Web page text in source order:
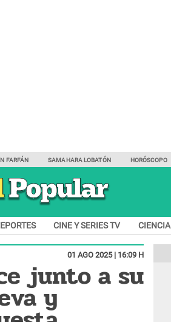
FARFÁN SAMAHARA LOBATÓN HORÓSCOPO
CINE Y SERIES TV CIENCIA
01 AGO 2025 | 16:09 H
junto a su
y